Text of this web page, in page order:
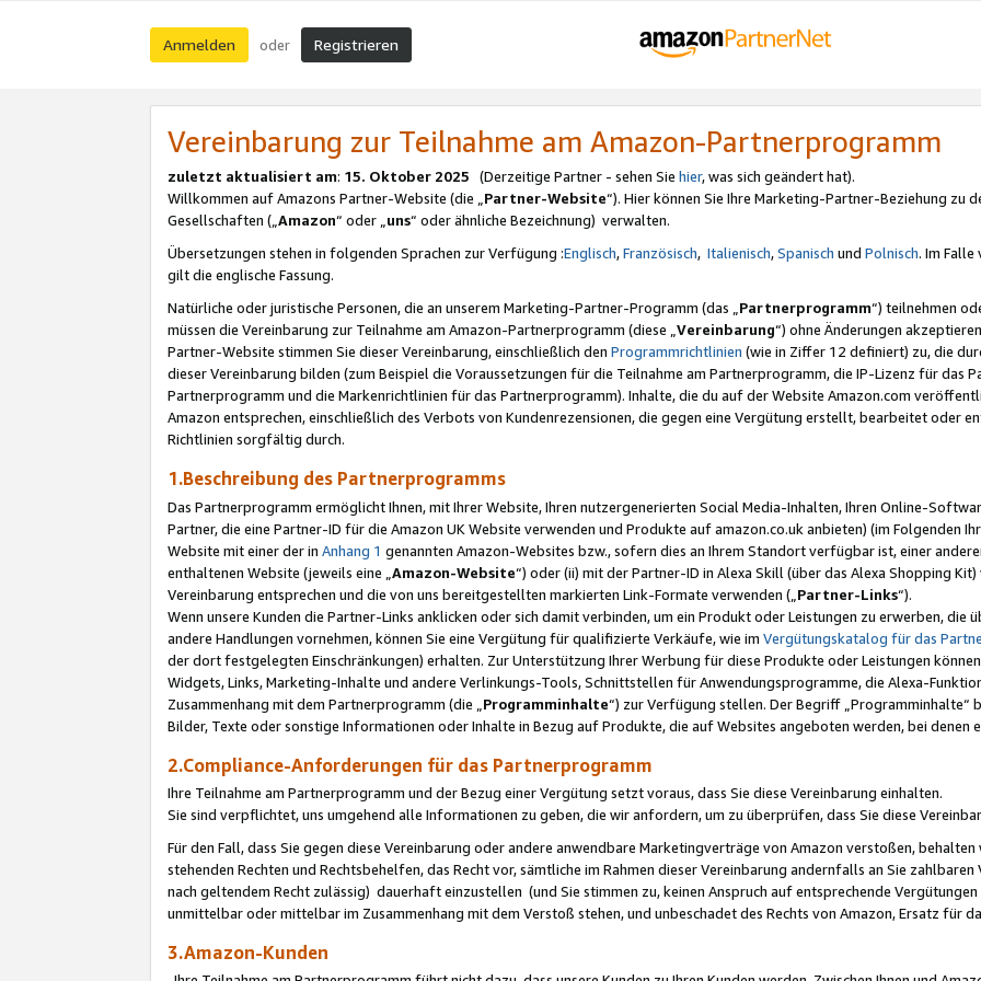
Anmelden oder Registrieren
Vereinbarung zur Teilnahme am Amazon-Partnerprogramm
zuletzt aktualisiert am: 15. Oktober 2025 (Derzeitige Partner - sehen Sie hier, was sich geändert hat).
Willkommen auf Amazons Partner-Website (die „Partner-Website“). Hier können Sie Ihre Marketing-Partner-Beziehung zu
Gesellschaften („Amazon“ oder „uns“ oder ähnliche Bezeichnung) verwalten.
Übersetzungen stehen in folgenden Sprachen zur Verfügung :Englisch,Französisch, Italienisch,Spanisch und Polnisch. Im Falle
gilt die englische Fassung.
Natürliche oder juristische Personen, die an unserem Marketing-Partner-Programm (das „Partnerprogramm“) teilnehmen
müssen die Vereinbarung zur Teilnahme am Amazon-Partnerprogramm (diese „Vereinbarung“) ohne Änderungen
Partner-Website stimmen Sie dieser Vereinbarung, einschließlich den Programmrichtlinien (wie in Ziffer 12 definiert) zu, die
dieser Vereinbarung bilden (zum Beispiel die Voraussetzungen für die Teilnahme am Partnerprogramm, die IP-Lizenz für das
Partnerprogramm und die Markenrichtlinien für das Partnerprogramm). Inhalte, die du auf der Website Amazon.com
Amazon entsprechen, einschließlich des Verbots von Kundenrezensionen, die gegen eine Vergütung erstellt, bearbeitet oder
Richtlinien sorgfältig durch.
1.Beschreibung des Partnerprogramms
Das Partnerprogramm ermöglicht Ihnen, mit Ihrer Website, Ihren nutzergenerierten Social Media-Inhalten, Ihren Online-
Partner, die eine Partner-ID für die Amazon UK Website verwenden und Produkte auf amazon.co.uk anbieten) (im Folgenden
Website mit einer der in Anhang 1 genannten Amazon-Websites bzw., sofern dies an Ihrem Standort verfügbar ist, einer
enthaltenen Website (jeweils eine „ Amazon-Website“) oder (ii) mit der Partner-ID in Alexa Skill (über das Alexa Shopping
Vereinbarung entsprechen und die von uns bereitgestellten markierten Link-Formate verwenden („ Partner-Links“).
Wenn unsere Kunden die Partner-Links anklicken oder sich damit verbinden, um ein Produkt oder Leistungen zu erwerben,
andere Handlungen vornehmen, können Sie eine Vergütung für qualifizierte Verkäufe, wie im Vergütungskatalog für das
der dort festgelegten Einschränkungen) erhalten. Zur Unterstützung Ihrer Werbung für diese Produkte oder Leistungen
Widgets, Links, Marketing-Inhalte und andere Verlinkungs-Tools, Schnittstellen für Anwendungsprogramme, die Alexa-
Zusammenhang mit dem Partnerprogramm (die „ Programminhalte“) zur Verfügung stellen. Der Begriff „Programminhalte“
Bilder, Texte oder sonstige Informationen oder Inhalte in Bezug auf Produkte, die auf Websites angeboten werden, bei denen
2.Compliance-Anforderungen für das Partnerprogramm
Ihre Teilnahme am Partnerprogramm und der Bezug einer Vergütung setzt voraus, dass Sie diese Vereinbarung einhalten.
Sie sind verpflichtet, uns umgehend alle Informationen zu geben, die wir anfordern, um zu überprüfen, dass Sie diese
Für den Fall, dass Sie gegen diese Vereinbarung oder andere anwendbare Marketingverträge von Amazon verstoßen,
stehenden Rechten und Rechtsbehelfen, das Recht vor, sämtliche im Rahmen dieser Vereinbarung andernfalls an Sie
nach geltendem Recht zulässig) dauerhaft einzustellen (und Sie stimmen zu, keinen Anspruch auf entsprechende
unmittelbar oder mittelbar im Zusammenhang mit dem Verstoß stehen, und unbeschadet des Rechts von Amazon, Ersatz für
3.Amazon-Kunden